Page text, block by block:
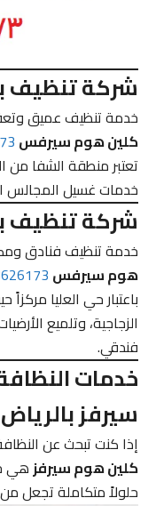
شركة تنظيف
خدمة تنظيف عميق
كلين هوم سيرفس
تعتبر منطقة الشفا من
خدمات غسيل المجالس
شركة تنظيف
خدمة تنظيف فنادق
هوم سيرفس
باعتبار حي العليا مركزاً
الزجاجية، وتلميع
فندقي.
خدمات
سيرفز بالرياض
إذا كنت تبحث عن النظافة
كلين هوم سيرفزهي
حلولاً متكاملة تجعل من